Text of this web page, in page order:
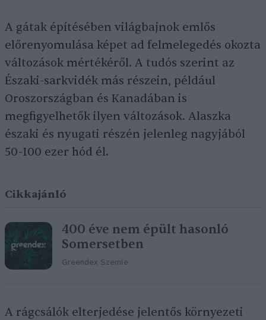
A gátak építésében világbajnok emlős
előrenyomulása képet ad felmelegedés okozta
változások mértékéről. A tudós szerint az
Északi-sarkvidék más részein, például
Oroszországban és Kanadában is
megfigyelhetők ilyen változások. Alaszka
északi és nyugati részén jelenleg nagyjából
50-100 ezer hód él.
Cikkajánló
400 éve nem épült hasonló
Somersetben
Greendex Szemle
A rágcsálók elterjedése jelentős környezeti